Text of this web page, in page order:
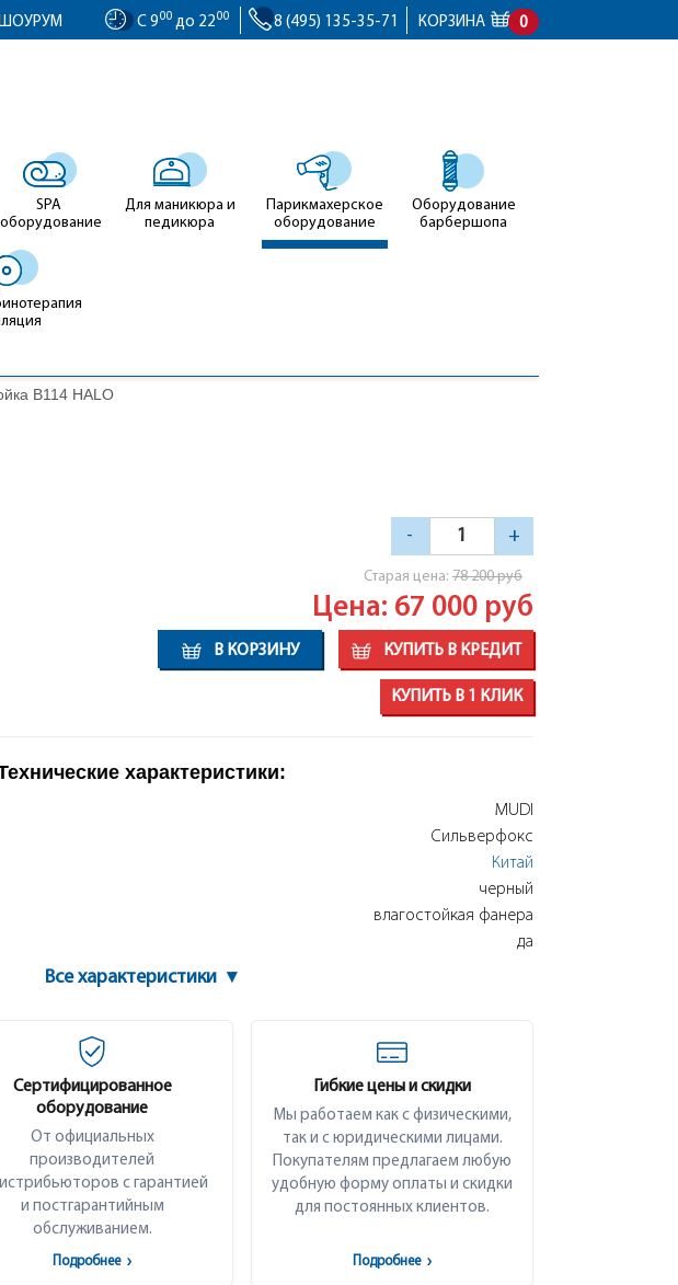
С 900 до 2200 8 (495) 135-35-71 КОРЗИНА 0
SPA
оборудование
Для маникюра и
педикюра
Парикмахерское
оборудование
Оборудование
барбершопа
В114 HALO
- +
Cтарая цена: 78 200руб
Цена: 67 000 руб
В КОРЗИНУ КУПИТЬ В КРЕДИТ
КУПИТЬ В 1 КЛИК
характеристики:
MUDI
Сильверфокс
Китай
черный
влагостойкая фанера
да
Все характеристики ▾
Сертифицированное
оборудование
От официальных
производителей
с гарантией
и постгарантийным
обслуживанием.
Подробнее ›
Гибкие цены и скидки
Мы работаем как с физическими,
так и с юридическими лицами.
Покупателям предлагаем любую
удобную форму оплаты и скидки
для постоянных клиентов.
Подробнее ›